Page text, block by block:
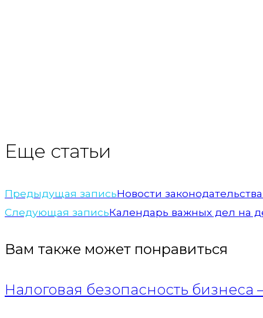
Еще статьи
Предыдущая записьНовости
Следующая записьКалендарь важных дел на
Вам также может понравиться
Налоговая безопасность